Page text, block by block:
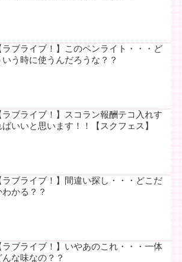
ラブライブ！】このペンライト・・・ど
いう時に使うんだろうな？？
ラブライブ！】スコラン報酬テコ入れす
ばいいと思います！！【スクフェス】
ラブライブ！】間違い探し・・・どこだ
わかる？？
ラブライブ！】いやあのこれ・・・一体
んな味なの？？